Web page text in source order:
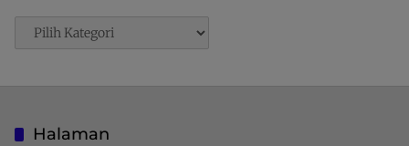
Pencarian
Halaman